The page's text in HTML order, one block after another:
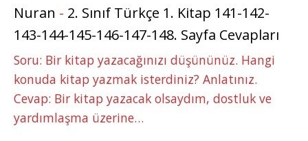
Nuran - 2. Sınıf Türkçe 1. Kitap 141-142-
143-144-145-146-147-148. Sayfa Cevapları
Soru: Bir kitap yazacağınızı düşününüz. Hangi
konuda kitap yazmak isterdiniz? Anlatınız.
Cevap: Bir kitap yazacak olsaydım, dostluk ve
yardımlaşma üzerine…